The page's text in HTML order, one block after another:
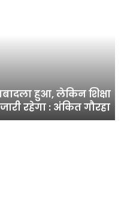
हुआ, लेकिन शिक्षा
रहेगा : अंकित गौरहा